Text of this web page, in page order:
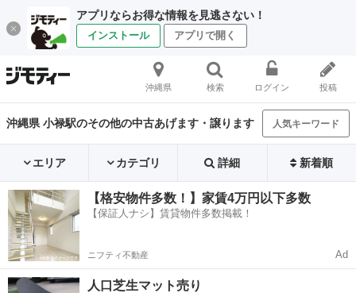
アプリならお得な情報を見逃さない！
インストール アプリで開く
沖縄県 検索 ログイン 投稿
沖縄県 小禄駅のその他の中古あげます・譲ります 人気キーワード
エリア カテゴリ 詳細 新着順
【格安物件多数！】家賃4万円以下多数
【保証人ナシ】賃貸物件多数掲載！
ニフティ不動産 Ad
人口芝生マット売り